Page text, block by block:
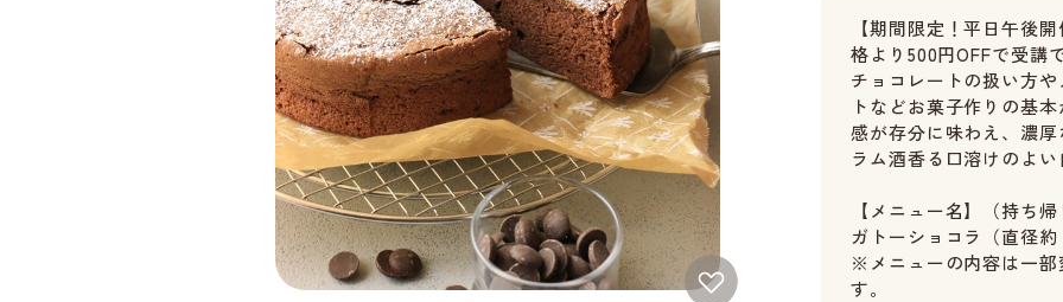
【期間限定！平日午後
格より500円OFFで受講
チョコレートの扱い方
トなどお菓子作りの基
感が存分に味わえ、濃厚
ラム酒香る口溶けのよ
【メニュー名】（持ち帰
ガトーショコラ（直径
※メニューの内容は一部
す。